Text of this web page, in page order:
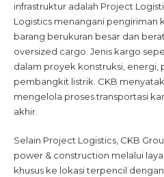
infrastruktur adalah Project
Logistics menangani pengiriman
barang berukuran besar dan
oversized cargo. Jenis kargo
dalam proyek konstruksi, energi,
pembangkit listrik. CKB
mengelola proses transportasi
akhir.
Selain Project Logistics, CKB
power & construction melalui
khusus ke lokasi terpencil